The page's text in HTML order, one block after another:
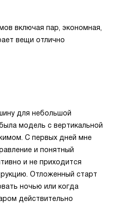
включая пар, экономная,
вещи отлично
для небольшой
модель с вертикальной
С первых дней мне
и понятный
и не приходится
Отложенный старт
ночью или когда
действительно